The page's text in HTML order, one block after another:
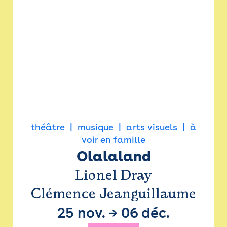
théâtre musique arts visuels
à
voir en famille
Olalaland
Lionel Dray
Clémence Jeanguillaume
25 nov. → 06 déc.